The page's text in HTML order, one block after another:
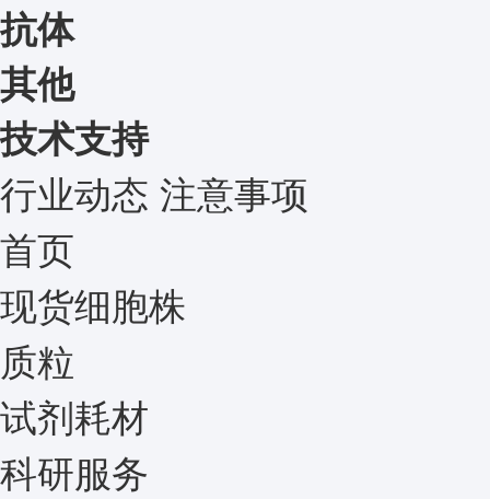
抗体
其他
技术支持
行业动态 注意事项
首页
现货细胞株
质粒
试剂耗材
科研服务